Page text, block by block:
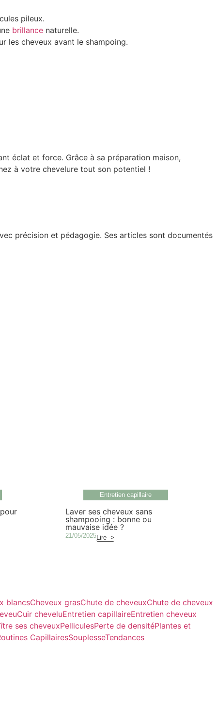
pileux.
brillance naturelle.
les cheveux avant le shampoing.
éclat et force. Grâce à sa préparation maison,
à votre chevelure tout son potentiel !
précision et pédagogie. Ses articles sont documentés
Entretien capillaire
Laver ses cheveux sans
shampooing : bonne ou
mauvaise idée ?
21/05/2025Lire ->
blancsCheveux grasChute de cheveuxChute de cheveux
Cuir cheveluEntretien capillaireEntretien cheveux
ses cheveuxPelliculesPerte de densitéPlantes et
CapillairesSouplesseTendances